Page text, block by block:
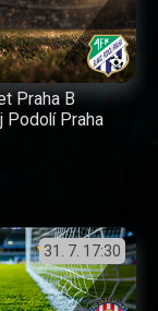
Praha B
Podolí Praha
31. 7. 17:30